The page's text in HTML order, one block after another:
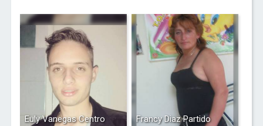
Euly Vanegas Centro
Francy Diaz Partido